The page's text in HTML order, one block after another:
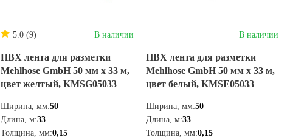
5.0 (9) В наличии
ПВХ лента для разметки
Mehlhose GmbH 50 мм х 33 м,
цвет желтый, KMSG05033
Ширина, мм:50
Длина, м:33
Толщина, мм:0,15
В наличии
ПВХ лента для разметки
Mehlhose GmbH 50 мм х 33 м,
цвет белый, KMSE05033
Ширина, мм:50
Длина, м:33
Толщина, мм:0,15